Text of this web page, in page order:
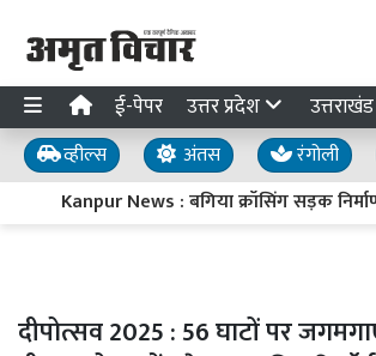
ई-पेपर उत्तर प्रदेश उत्तराखंड
व्हील्स अंतस रंगोली
Kanpur News : बगिया क्रॉसिंग सड़क
दीपोत्सव 2025 : 56 घाटों पर